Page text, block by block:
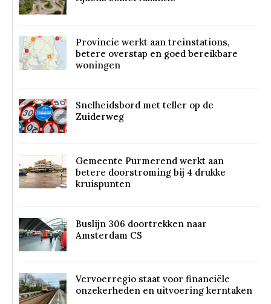
Provincie werkt aan treinstations,
betere overstap en goed bereikbare
woningen
Snelheidsbord met teller op de
Zuiderweg
Gemeente Purmerend werkt aan
betere doorstroming bij 4 drukke
kruispunten
Buslijn 306 doortrekken naar
Amsterdam CS
Vervoerregio staat voor financiële
onzekerheden en uitvoering kerntaken